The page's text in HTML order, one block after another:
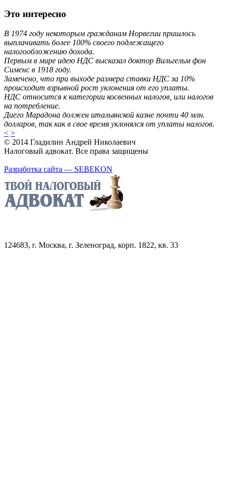
Это интересно
В 1974 году некоторым гражданам Норвегии пришлось
выплачивать более 100% своего подлежащего
налогообложению дохода.
Первым в мире идею НДС высказал доктор Вильгельм фон
Сименс в 1918 году.
Замечено, что при выходе размера ставки НДС за 10%
происходит взрывной рост уклонения от его уплаты.
НДС относится к категории косвенных налогов, или налогов
на потребление.
Диего Марадона должен итальянской казне почти 40 млн.
долларов, так как в свое время уклонялся от уплаты налогов.
< >
© 2014 Гладилин Андрей Николаевич
Налоговый адвокат. Все права защищены
Разработка сайта — SEBEKON
124683, г. Москва, г. Зеленоград, корп. 1822, кв. 33